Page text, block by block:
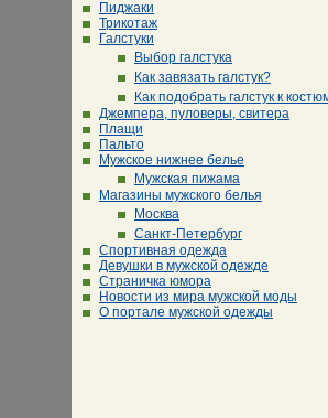
Пиджаки
Трикотаж
Галстуки
Выбор галстука
Как завязать галстук?
Как подобрать галстук к
Джемпера, пуловеры, свитера
Плащи
Пальто
Мужское нижнее белье
Мужская пижама
Магазины мужского белья
Москва
Санкт-Петербург
Спортивная одежда
Девушки в мужской одежде
Страничка юмора
Новости из мира мужской моды
О портале мужской одежды